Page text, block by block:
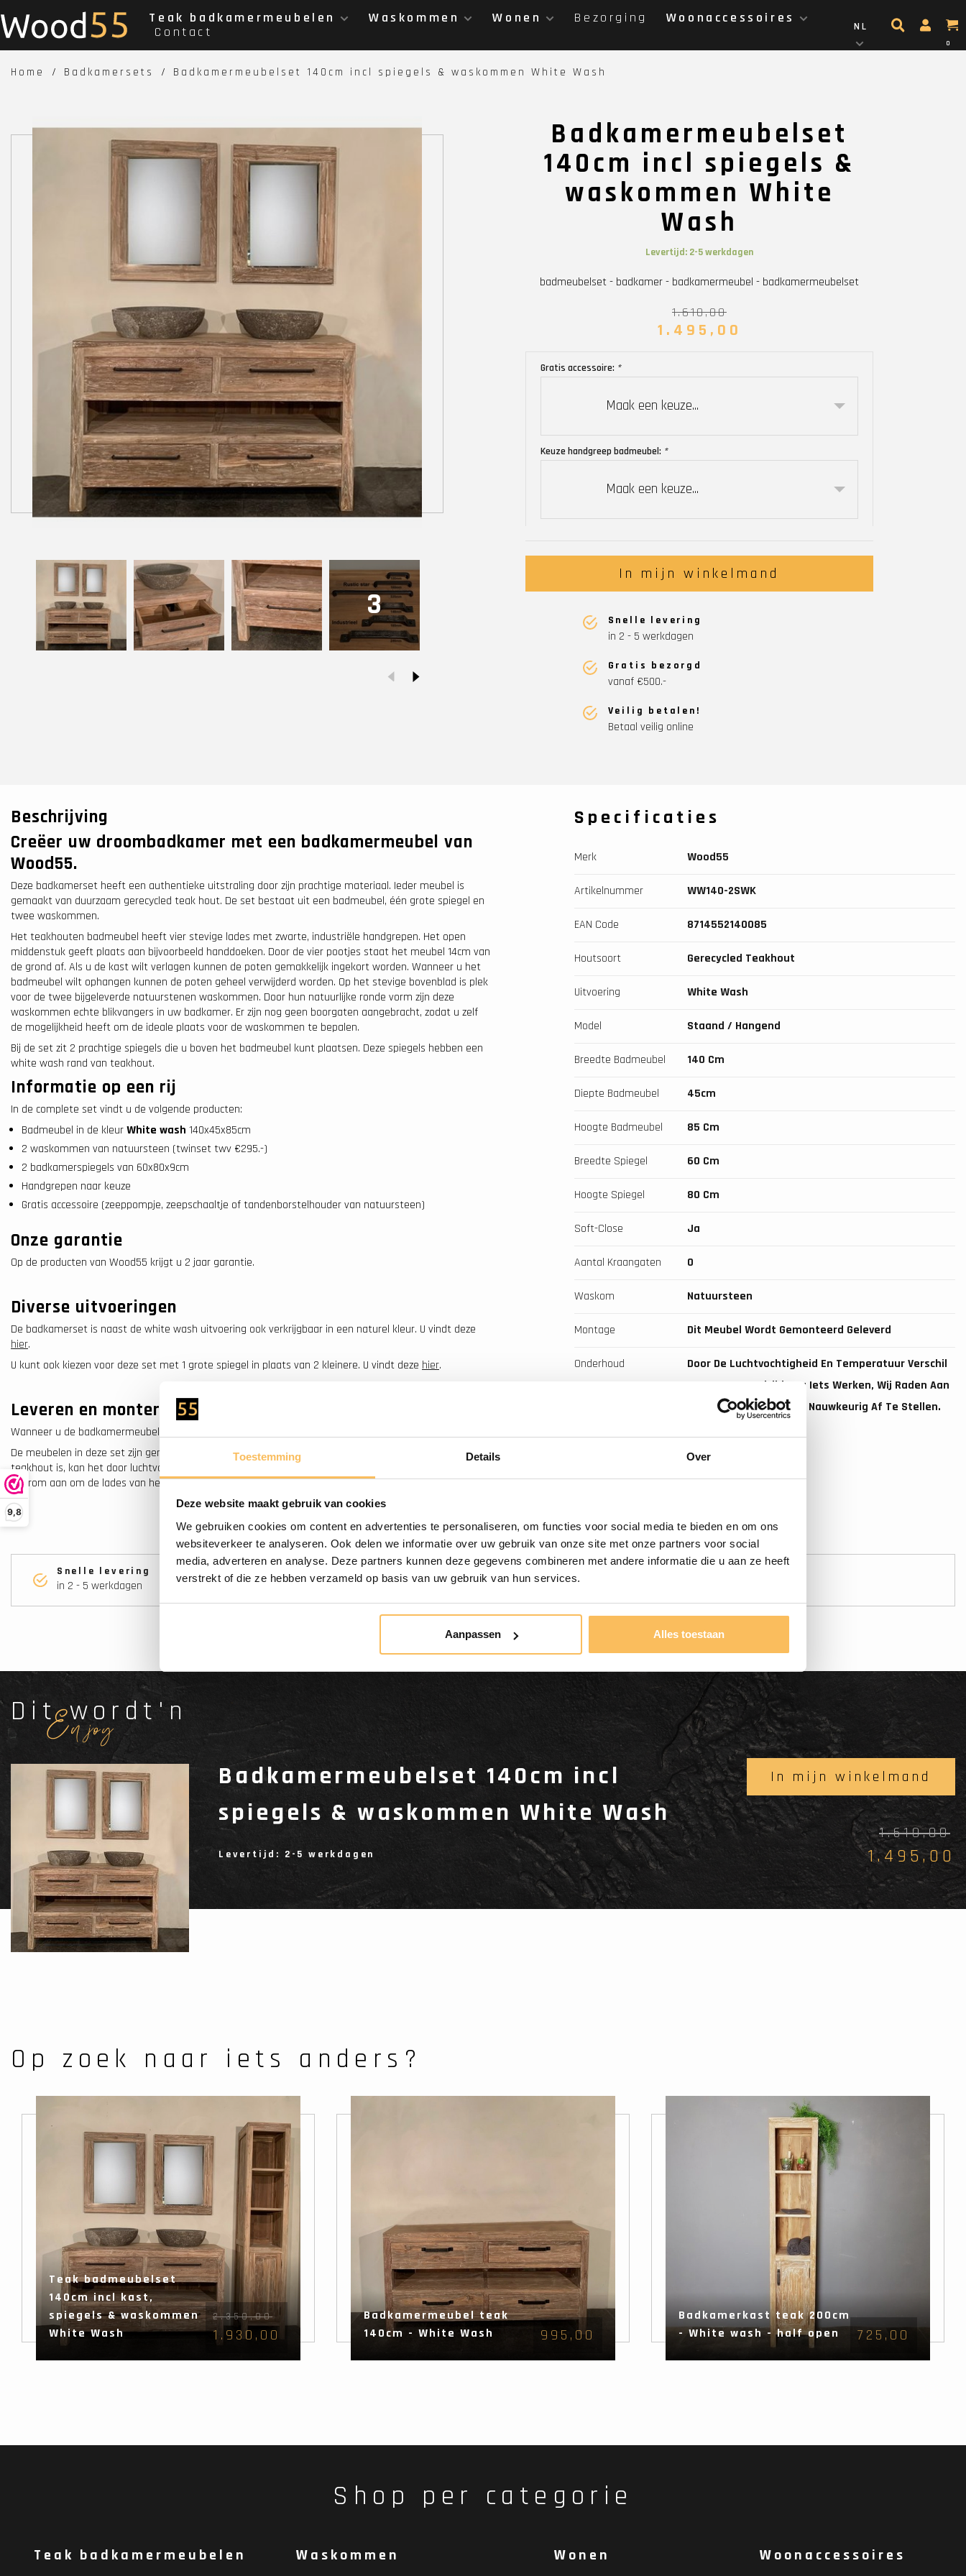
Toestemming Details Over
Deze website maakt gebruik van cookies
We gebruiken cookies om content en advertenties te personaliseren, om functies voor social media te bieden en om ons
websiteverkeer te analyseren. Ook delen we informatie over uw gebruik van onze site met onze partners voor social
media, adverteren en analyse. Deze partners kunnen deze gegevens combineren met andere informatie die u aan ze heeft
verstrekt of die ze hebben verzameld op basis van uw gebruik van hun services.
Aanpassen Alles toestaan
9,8
Teak badkamermeubelen Waskommen Wonen Bezorging
Woonaccessoires
Contact
NL
0
Home Badkamersets Badkamermeubelset 140cm incl spiegels & waskommen White Wash
3
Badkamermeubelset
140cm incl spiegels &
waskommen White
Wash
Levertijd: 2-5 werkdagen
badmeubelset - badkamer - badkamermeubel - badkamermeubelset
1.610,00
1.495,00
Gratis accessoire: *
Maak een keuze...
Keuze handgreep badmeubel: *
Maak een keuze...
In mijn winkelmand
Snelle levering
in 2 - 5 werkdagen
Gratis bezorgd
vanaf €500.-
Veilig betalen!
Betaal veilig online
Beschrijving
Creëer uw droombadkamer met een badkamermeubel van
Wood55.
Deze badkamerset heeft een authentieke uitstraling door zijn prachtige materiaal. Ieder meubel is
gemaakt van duurzaam gerecycled teak hout. De set bestaat uit een badmeubel, één grote spiegel en
twee waskommen.
Het teakhouten badmeubel heeft vier stevige lades met zwarte, industriële handgrepen. Het open
middenstuk geeft plaats aan bijvoorbeeld handdoeken. Door de vier pootjes staat het meubel 14cm van
de grond af. Als u de kast wilt verlagen kunnen de poten gemakkelijk ingekort worden. Wanneer u het
badmeubel wilt ophangen kunnen de poten geheel verwijderd worden. Op het stevige bovenblad is plek
voor de twee bijgeleverde natuurstenen waskommen. Door hun natuurlijke ronde vorm zijn deze
waskommen echte blikvangers in uw badkamer. Er zijn nog geen boorgaten aangebracht, zodat u zelf
de mogelijkheid heeft om de ideale plaats voor de waskommen te bepalen.
Bij de set zit 2 prachtige spiegels die u boven het badmeubel kunt plaatsen. Deze spiegels hebben een
white wash rand van teakhout.
Informatie op een rij
In de complete set vindt u de volgende producten:
Badmeubel in de kleurWhite wash 140x45x85cm
2 waskommen van natuursteen (twinset twv €295.-)
2 badkamerspiegels van 60x80x9cm
Handgrepen naar keuze
Gratis accessoire (zeeppompje, zeepschaaltje of tandenborstelhouder van natuursteen)
Onze garantie
Op de producten van Wood55 krijgt u 2 jaar garantie.
Diverse uitvoeringen
De badkamerset is naast de white wash uitvoering ook verkrijgbaar in een naturel kleur. U vindt deze
hier.
U kunt ook kiezen voor deze set met 1 grote spiegel in plaats van 2 kleinere. U vindt deze hier.
Leveren en monteren
Wanneer u de badkamermeubelset bestelt, krijgt deze zo snel mogelijk bij u thuis geleverd.
De meubelen in deze set zijn gemaakt van 100% teakhout. Aangezien het gebruikte hout gerecycled
teakhout is, kan het door luchtvochtigheid en temperatuurverschillen licht gaan werken. Wij raden
daarom aan om de lades van het badmeubel door uw installateur nauwkeurig af te stellen.
Specificaties
Merk Wood55
Artikelnummer WW140-2SWK
EAN Code 8714552140085
Houtsoort Gerecycled Teakhout
Uitvoering White Wash
Model Staand / Hangend
Breedte Badmeubel 140 Cm
Diepte Badmeubel 45cm
Hoogte Badmeubel 85 Cm
Breedte Spiegel 60 Cm
Hoogte Spiegel 80 Cm
Soft-Close Ja
Aantal Kraangaten 0
Waskom Natuursteen
Montage Dit Meubel Wordt Gemonteerd Geleverd
Onderhoud
Door De Luchtvochtigheid En Temperatuur Verschil
Kan Het Hout Altijd Nog Iets Werken, Wij Raden Aan
De Lades Na Installatie Nauwkeurig Af Te Stellen.
Snelle levering
in 2 - 5 werkdagen
Gratis bezorgd
vanaf €500.-
Dit wordt'n
Enjoy
Badkamermeubelset 140cm incl
spiegels & waskommen White Wash
Levertijd: 2-5 werkdagen
In mijn winkelmand
1.610,00
1.495,00
Op zoek naar iets anders?
Teak badmeubelset
140cm incl kast,
spiegels & waskommen
White Wash
2.350,00
1.930,00
Badkamermeubel teak
140cm - White Wash
995,00
Badkamerkast teak 200cm
- White wash - half open
725,00
Shop per categorie
Teak badkamermeubelen Waskommen Wonen Woonaccessoires